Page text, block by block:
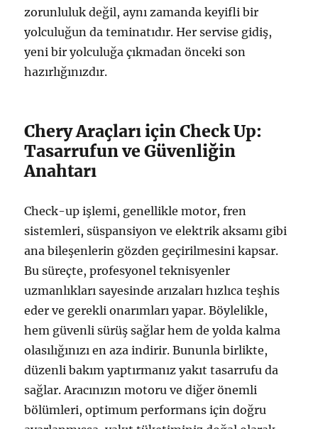
zorunluluk değil, aynı zamanda keyifli bir
yolculuğun da teminatıdır. Her servise gidiş,
yeni bir yolculuğa çıkmadan önceki son
hazırlığınızdır.
Chery Araçları için Check Up:
Tasarrufun ve Güvenliğin
Anahtarı
Check-up işlemi, genellikle motor, fren
sistemleri, süspansiyon ve elektrik aksamı gibi
ana bileşenlerin gözden geçirilmesini kapsar.
Bu süreçte, profesyonel teknisyenler
uzmanlıkları sayesinde arızaları hızlıca teşhis
eder ve gerekli onarımları yapar. Böylelikle,
hem güvenli sürüş sağlar hem de yolda kalma
olasılığınızı en aza indirir. Bununla birlikte,
düzenli bakım yaptırmanız yakıt tasarrufu da
sağlar. Aracınızın motoru ve diğer önemli
bölümleri, optimum performans için doğru